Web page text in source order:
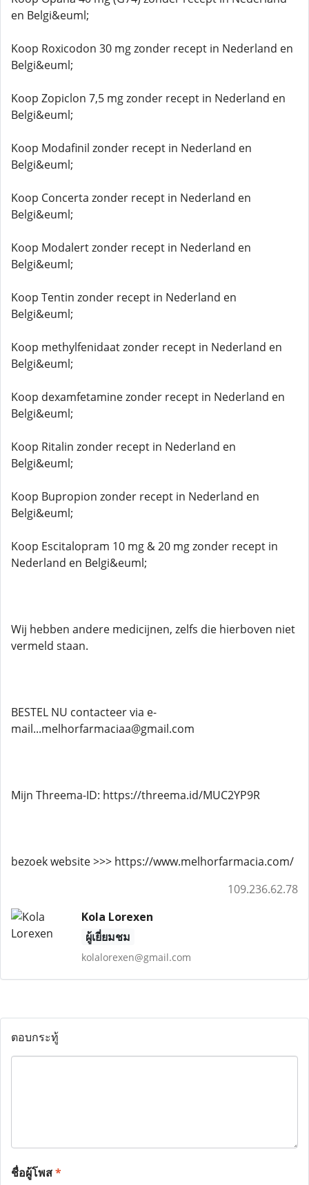
en Belgi&euml;
Koop Roxicodon 30 mg zonder recept in Nederland en
Belgi&euml;
Koop Zopiclon 7,5 mg zonder recept in Nederland en
Belgi&euml;
Koop Modafinil zonder recept in Nederland en
Belgi&euml;
Koop Concerta zonder recept in Nederland en
Belgi&euml;
Koop Modalert zonder recept in Nederland en
Belgi&euml;
Koop Tentin zonder recept in Nederland en
Belgi&euml;
Koop methylfenidaat zonder recept in Nederland en
Belgi&euml;
Koop dexamfetamine zonder recept in Nederland en
Belgi&euml;
Koop Ritalin zonder recept in Nederland en
Belgi&euml;
Koop Bupropion zonder recept in Nederland en
Belgi&euml;
Koop Escitalopram 10 mg & 20 mg zonder recept in
Nederland en Belgi&euml;
Wij hebben andere medicijnen, zelfs die hierboven niet
vermeld staan.
BESTEL NU contacteer via e-
mail...melhorfarmaciaa@gmail.com
Mijn Threema-ID: https://threema.id/MUC2YP9R
bezoek website >>> https://www.melhorfarmacia.com/
109.236.62.78
Kola Lorexen
ผู้เยี่ยมชม
kolalorexen@gmail.com
ตอบกระทู้
ชื่อผู้โพส*